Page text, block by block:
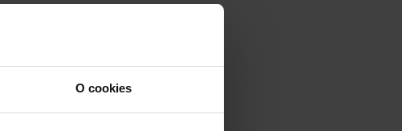
O cookies